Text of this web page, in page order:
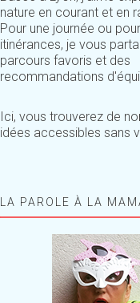
nature en courant et en
Pour une journée ou
itinérances, je vous
parcours favoris et des
recommandations
Ici, vous trouverez de
idées accessibles sans
LA PAROLE À LA